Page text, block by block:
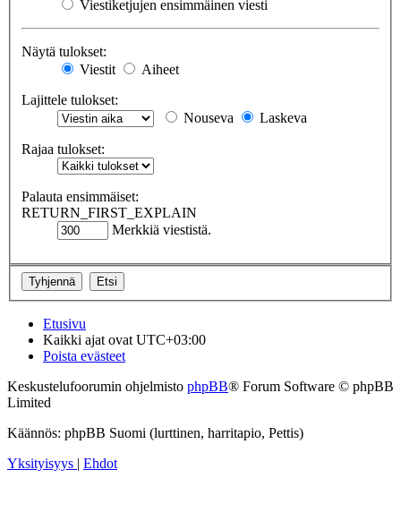
Viestiketjujen ensimmäinen viesti
Näytä tulokset:
Viestit
Aiheet
Lajittele tulokset:
Nouseva
Laskeva
Rajaa tulokset:
Palauta ensimmäiset:
RETURN_FIRST_EXPLAIN
Merkkiä viestistä.
Etusivu
Kaikki ajat ovat UTC+03:00
Poista evästeet
Keskustelufoorumin ohjelmisto phpBB® Forum Software © phpBB
Limited
Käännös: phpBB Suomi (lurttinen, harritapio, Pettis)
Yksityisyys | Ehdot